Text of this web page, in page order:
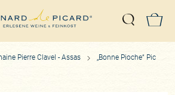
Suche
Pierre Clavel - Assas
„Bonne Pioche“ Pic